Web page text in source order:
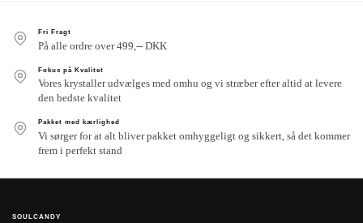
Fri Fragt
På alle ordre over 499,-- DKK
Fokus på Kvalitet
Vores krystaller udvælges med omhu og vi stræber efter altid at levere
den bedste kvalitet
Pakket med kærlighed
Vi sørger for at alt bliver pakket omhyggeligt og sikkert, så det kommer
frem i perfekt stand
SOULCANDY